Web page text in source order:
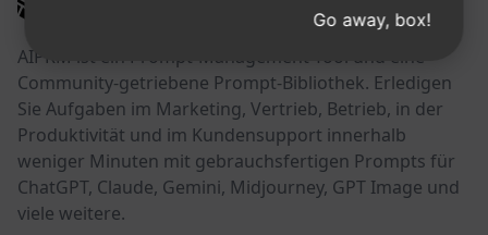
AIPRM ist ein Prompt-Management-Tool und eine
Community-getriebene Prompt-Bibliothek. Erledigen
Sie Aufgaben im Marketing, Vertrieb, Betrieb, in der
Produktivität und im Kundensupport innerhalb
weniger Minuten mit gebrauchsfertigen Prompts für
ChatGPT, Claude, Gemini, Midjourney, GPT Image und
viele weitere.
Go away, box!